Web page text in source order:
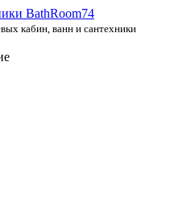
кабин, ванн и сантехники